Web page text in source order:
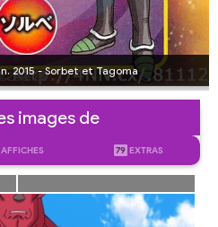
2015 - Sorbet et Tagoma
images de
AFFICHES 79 EXTRAS